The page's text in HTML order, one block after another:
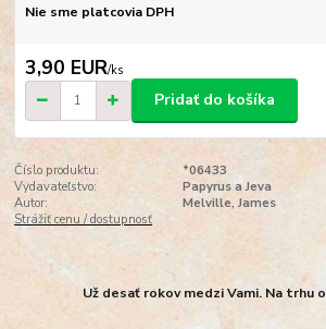
Nie sme platcovia DPH
3,90 EUR/ks
Pridať do košíka
Číslo produktu:
*06433
Vydavateľstvo:
Papyrus a Jeva
Autor:
Melville, James
Strážiť cenu / dostupnosť
Už desať rokov medzi Vami. Na trhu